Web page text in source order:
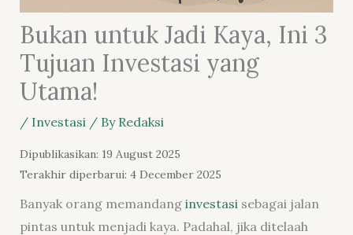
Bukan untuk Jadi Kaya, Ini 3
Tujuan Investasi yang
Utama!
/ Investasi / By Redaksi
Dipublikasikan: 19 August 2025
Terakhir diperbarui: 4 December 2025
Banyak orang memandang investasi sebagai jalan
pintas untuk menjadi kaya. Padahal, jika ditelaah